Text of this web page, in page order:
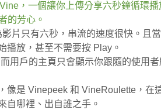
，一個讓你上傳分享六秒鐘循環播
的芳心。
片只有六秒，串流的速度很快。且
播放，甚至不需要按 Play。
用戶的主頁只會顯示你跟隨的使用者
是 Vinepeek 和 VineRoulette，在
自哪裡、出自誰之手。